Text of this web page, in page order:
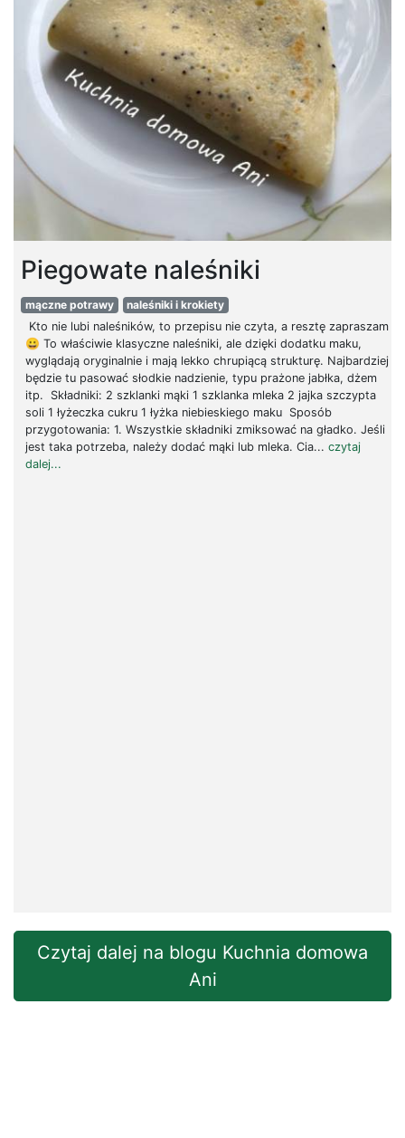
Piegowate naleśniki
mączne potrawy
naleśniki i krokiety
Kto nie lubi naleśników, to przepisu nie czyta, a resztę zapraszam
😀 To właściwie klasyczne naleśniki, ale dzięki dodatku maku,
wyglądają oryginalnie i mają lekko chrupiącą strukturę. Najbardziej
będzie tu pasować słodkie nadzienie, typu prażone jabłka, dżem
itp. Składniki: 2 szklanki mąki 1 szklanka mleka 2 jajka szczypta
soli 1 łyżeczka cukru 1 łyżka niebieskiego maku Sposób
przygotowania: 1. Wszystkie składniki zmiksować na gładko. Jeśli
jest taka potrzeba, należy dodać mąki lub mleka. Cia... czytaj
dalej...
Czytaj dalej na blogu Kuchnia domowa
Ani